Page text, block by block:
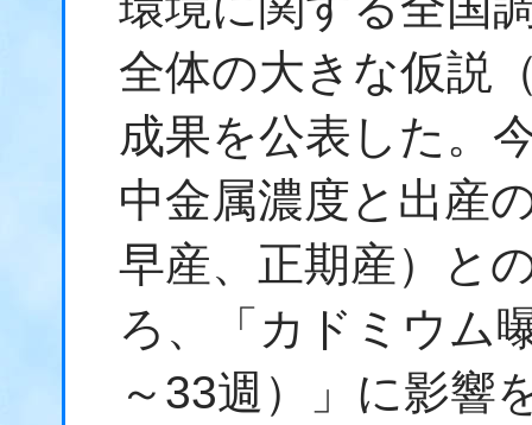
全体の大きな仮説
成果を公表した。
中金属濃度と出産
早産、正期産）と
ろ、「カドミウム
～33週）」に影響